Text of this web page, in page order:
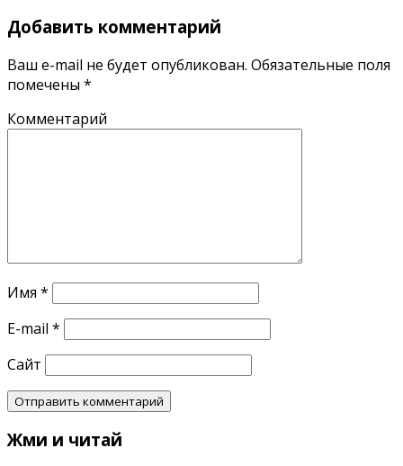
Добавить комментарий
Ваш e-mail не будет опубликован. Обязательные поля
помечены *
Комментарий
Имя *
E-mail *
Сайт
Жми и читай